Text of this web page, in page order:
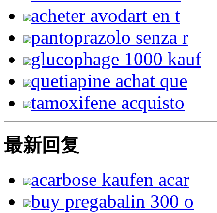
acheter avodart en t
pantoprazolo senza r
glucophage 1000 kauf
quetiapine achat que
tamoxifene acquisto
最新回复
acarbose kaufen acar
buy pregabalin 300 o